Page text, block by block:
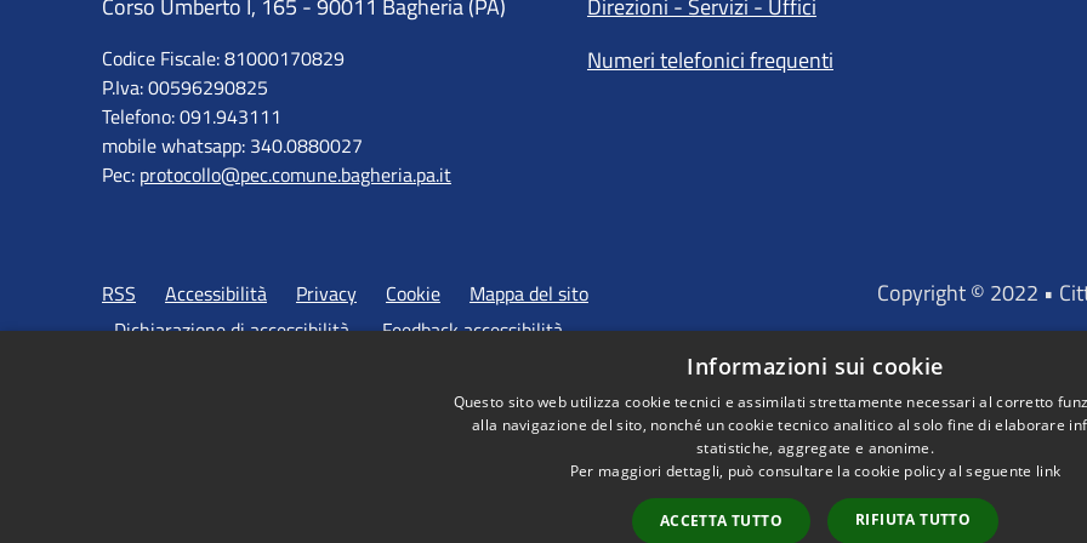
Corso Umberto I, 165 - 90011 Bagheria (PA)
Codice Fiscale: 81000170829
P.Iva: 00596290825
Telefono: 091.943111
mobile whatsapp: 340.0880027
Pec: protocollo@pec.comune.bagheria.pa.it
Direzioni - Servizi - Uffici
Numeri telefonici frequenti
RSS Accessibilità Privacy Cookie
Mappa del sito
Dichiarazione di accessibilità
Feedback accessibilità
Copyright © 2022 •
"Portale
D'INVESTIMENTO
Informazioni sui cookie
Questo sito web utilizza cookie tecnici e assimilati strettamente necessari al corretto
alla navigazione del sito, nonché un cookie tecnico analitico al solo fine di elaborare
statistiche, aggregate e anonime.
Per maggiori dettagli, può consultare la cookie policy al seguente link
ACCETTA TUTTO RIFIUTA TUTTO